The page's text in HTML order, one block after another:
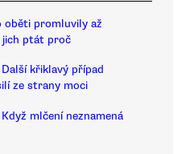
oběti promluvily až
jich ptát proč
Další křiklavý případ
ze strany moci
Když mlčení neznamená